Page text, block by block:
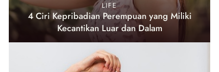
LIFE
4 Ciri Kepribadian Perempuan yang Miliki
Kecantikan Luar dan Dalam